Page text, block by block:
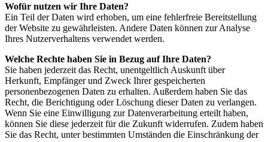
Wofür nutzen wir Ihre Daten?
Ein Teil der Daten wird erhoben, um eine fehlerfreie Bereitstellung
der Website zu gewährleisten. Andere Daten können zur Analyse
Ihres Nutzerverhaltens verwendet werden.
Welche Rechte haben Sie in Bezug auf Ihre Daten?
Sie haben jederzeit das Recht, unentgeltlich Auskunft über
Herkunft, Empfänger und Zweck Ihrer gespeicherten
personenbezogenen Daten zu erhalten. Außerdem haben Sie das
Recht, die Berichtigung oder Löschung dieser Daten zu verlangen.
Wenn Sie eine Einwilligung zur Datenverarbeitung erteilt haben,
können Sie diese jederzeit für die Zukunft widerrufen. Zudem haben
Sie das Recht, unter bestimmten Umständen die Einschränkung der